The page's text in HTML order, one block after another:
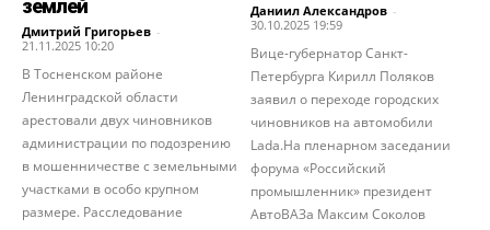
землей
Дмитрий Григорьев -
21.11.2025 10:20
В Тосненском районе
Ленинградской области
арестовали двух чиновников
администрации по подозрению
в мошенничестве с земельными
участками в особо крупном
размере. Расследование
Даниил Александров -
30.10.2025 19:59
Вице-губернатор Санкт-
Петербурга Кирилл Поляков
заявил о переходе городских
чиновников на автомобили
Lada.На пленарном заседании
форума «Российский
промышленник» президент
АвтоВАЗа Максим Соколов